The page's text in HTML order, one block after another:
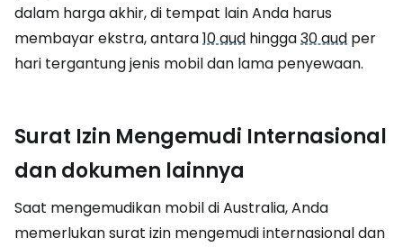
dalam harga akhir, di tempat lain Anda harus
membayar ekstra, antara10 aud hingga30 aud per
hari tergantung jenis mobil dan lama penyewaan.
Surat Izin Mengemudi Internasional
dan dokumen lainnya
Saat mengemudikan mobil di Australia, Anda
memerlukan surat izin mengemudi internasional dan